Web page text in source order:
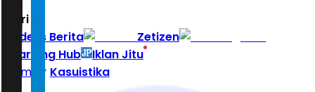
Hari ini
Indeks Berita
Zetizen
Learning Hub
Iklan Jitu
Home
Kasuistika